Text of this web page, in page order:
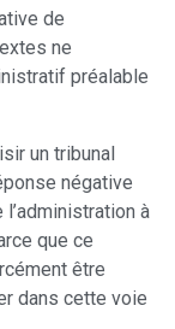
de
ne
préalable
un tribunal
négative
à
que ce
être
dans cette voie